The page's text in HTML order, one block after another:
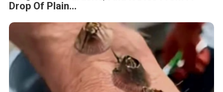
Drop Of Plain...